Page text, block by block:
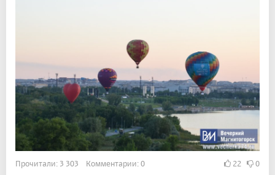
Прочитали: 3 303 Комментарии: 0 22 0